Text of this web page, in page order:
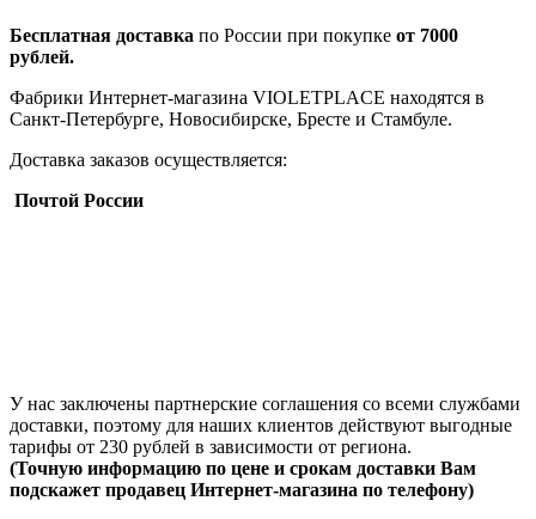
Бесплатная доставка по России при покупке от 7000
рублей.
Фабрики Интернет-магазина VIOLETPLACE находятся в
Санкт-Петербурге, Новосибирске, Бресте и Стамбуле.
Доставка заказов осуществляется:
Почтой России
У нас заключены партнерские соглашения со всеми службами
доставки, поэтому для наших клиентов действуют выгодные
тарифы от 230 рублей в зависимости от региона.
(Точную информацию по цене и срокам доставки Вам
подскажет продавец Интернет-магазина по телефону)